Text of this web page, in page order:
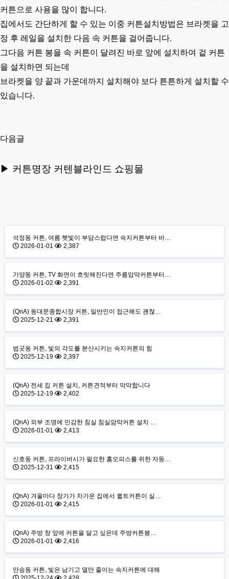
커튼으로 사용을 많이 합니다.
집에서도 간단하게 할 수 있는 이중 커튼설치방법은 브라켓을 고
정 후 레일을 설치한 다음 속 커튼을 걸어줍니다.
그다음 커튼 봉을 속 커튼이 달려진 바로 앞에 설치하여 겉 커튼
을 설치하면 되는데
브라켓을 양 끝과 가운데까지 설치해야 보다 튼튼하게 설치할 수
있습니다.
다음글
▶ 커튼명장 커텐블라인드 쇼핑몰
석정동 커튼, 여름 햇빛이 부담스럽다면 속지커튼부터 바…
2026-01-01
2,387
가양동 커튼, TV 화면이 흐릿해진다면 주름암막커튼부터…
2026-01-02
2,391
(QnA) 동대문종합시장 커튼, 일반인이 접근해도 괜찮…
2025-12-21
2,391
법곳동 커튼, 빛의 각도를 분산시키는 속지커튼의 힘
2025-12-19
2,397
(QnA) 전세 집 커튼 설치, 커튼견적부터 막막합니다
2025-12-19
2,402
(QnA) 외부 조명에 민감한 침실 침실암막커튼 설치 …
2026-01-01
2,413
신호동 커튼, 프라이버시가 필요한 홈오피스를 위한 자동…
2025-12-31
2,415
(QnA) 겨울마다 창가가 차가운 집에서 퀼트커튼이 실…
2026-01-01
2,415
(QnA) 주방 창 앞에 커튼을 달고 싶은데 주방커튼봉…
2026-01-01
2,416
만송동 커튼, 빛은 남기고 열만 줄이는 속지커튼에 대해